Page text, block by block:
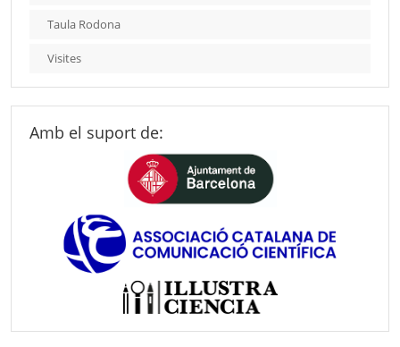
Taula Rodona
Visites
Amb el suport de: